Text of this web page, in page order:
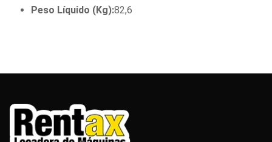
Peso Líquido (Kg):82,6